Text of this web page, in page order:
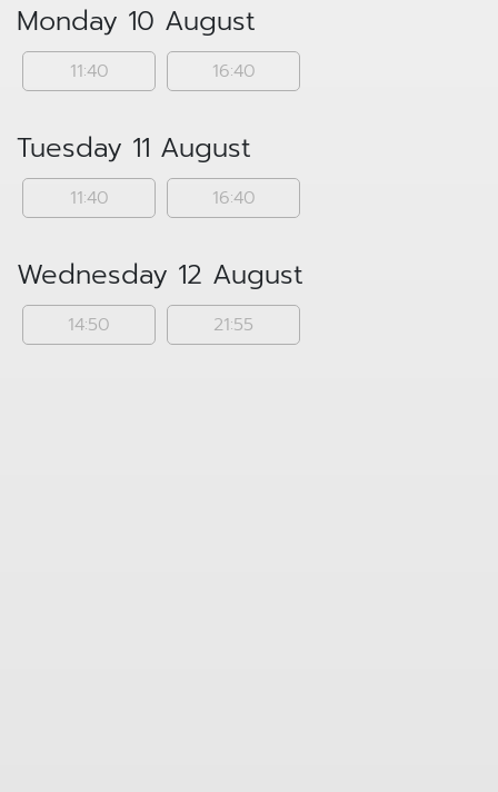
Monday 10 August
11:40 16:40
Tuesday 11 August
11:40 16:40
Wednesday 12 August
14:50 21:55